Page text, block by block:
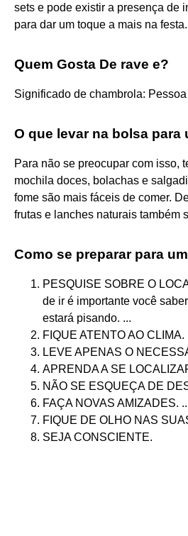
sets e pode existir a presença de
para dar um toque a mais na festa.
Quem Gosta De rave e?
Significado de chambrola:
O que levar na bolsa para
Para não se preocupar com isso,
mochila doces, bolachas e
fome são mais fáceis de comer.
frutas e lanches naturais também
Como se preparar para
PESQUISE SOBRE O
de ir é importante você
estará pisando. ...
FIQUE ATENTO AO CLIMA.
LEVE APENAS O
APRENDA A SE
NÃO SE ESQUEÇA DE
FAÇA NOVAS AMIZADES.
FIQUE DE OLHO NAS
SEJA CONSCIENTE.